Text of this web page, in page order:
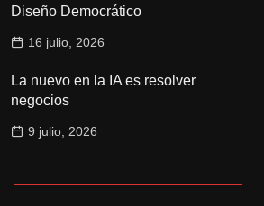
Diseño Democrático
16 julio, 2026
La nuevo en la IA es resolver
negocios
9 julio, 2026